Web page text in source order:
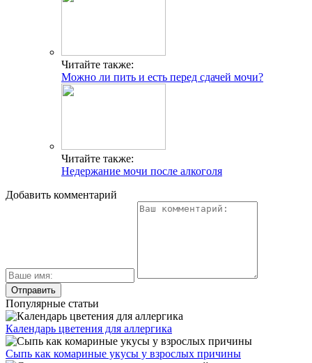
Читайте также:
Можно ли пить и есть перед сдачей мочи?
Читайте также:
Недержание мочи после алкоголя
Добавить комментарий
Популярные статьи
Календарь цветения для аллергика
Сыпь как комариные укусы у взрослых причины